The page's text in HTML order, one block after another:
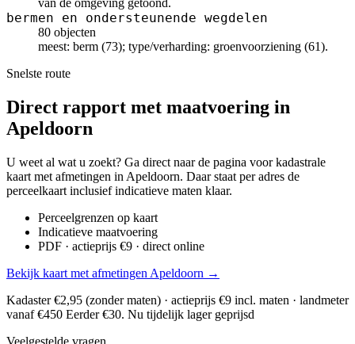
van de omgeving getoond.
bermen en ondersteunende wegdelen
80 objecten
meest: berm (73); type/verharding: groenvoorziening (61).
Snelste route
Direct rapport met maatvoering in
Apeldoorn
U weet al wat u zoekt? Ga direct naar de pagina voor kadastrale
kaart met afmetingen in Apeldoorn. Daar staat per adres de
perceelkaart inclusief indicatieve maten klaar.
Perceelgrenzen op kaart
Indicatieve maatvoering
PDF · actieprijs €9 · direct online
Bekijk kaart met afmetingen Apeldoorn →
Kadaster €2,95 (zonder maten) · actieprijs €9 incl. maten · landmeter
vanaf €450 Eerder €30. Nu tijdelijk lager geprijsd
Veelgestelde vragen